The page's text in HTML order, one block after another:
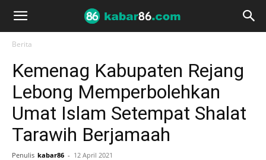
Berita
Kemenag Kabupaten Rejang
Lebong Memperbolehkan
Umat Islam Setempat Shalat
Tarawih Berjamaah
Penulis kabar86 - 12 April 2021